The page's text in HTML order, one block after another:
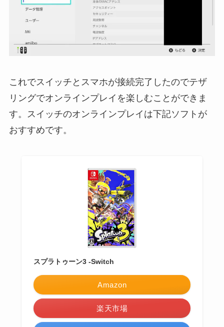
これでスイッチとスマホが接続完了したのでテザ
リングでオンラインプレイを楽しむことができま
す。スイッチのオンラインプレイは下記ソフトが
おすすめです。
スプラトゥーン3 -Switch
Amazon
楽天市場